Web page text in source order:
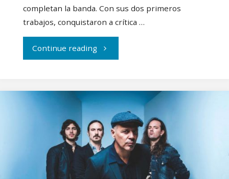
completan la banda. Con sus dos primeros
trabajos, conquistaron a crítica …
Continue reading"Joven
presentan
‘Mucho
Más
Que